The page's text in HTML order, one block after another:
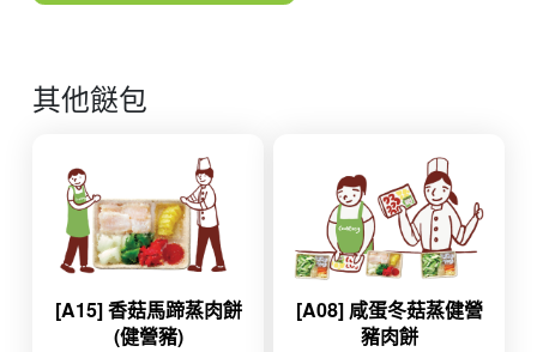
其他餸包
[A15] 香菇馬蹄蒸肉餅
(健營豬)
[A08] 咸蛋冬菇蒸健營
豬肉餅